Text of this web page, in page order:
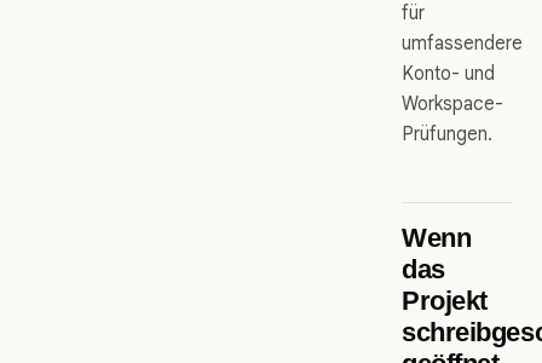
für
umfassendere
Konto- und
Workspace-
Prüfungen.
Wenn
das
Projekt